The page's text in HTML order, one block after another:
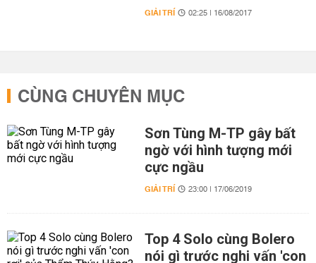
GIẢI TRÍ 02:25 | 16/08/2017
CÙNG CHUYÊN MỤC
Sơn Tùng M-TP gây bất
ngờ với hình tượng mới
cực ngầu
GIẢI TRÍ 23:00 | 17/06/2019
Top 4 Solo cùng Bolero
nói gì trước nghi vấn 'con